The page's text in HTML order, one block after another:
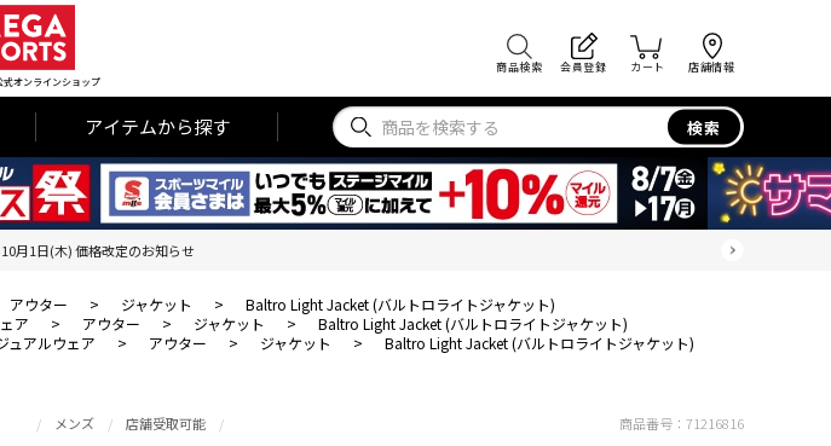
式オンラインショップ
商品検索 会員登録 カート 店舗情報
アイテムから探す 検索
月1日(木) 価格改定のお知らせ
アウター > ジャケット >
Baltro Light Jacket (バルトロライトジャケット)
ア > アウター > ジャケット >
Baltro Light Jacket (バルトロライトジャケット)
ュアルウェア > アウター > ジャケット > Baltro Light Jacket (バルトロライトジャケット)
メンズ 店舗受取可能 商品番号： 71216816